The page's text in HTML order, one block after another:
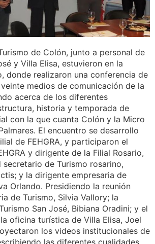
de Colón, junto a personal de
y Villa Elisa, estuvieron en la
donde realizaron una conferencia de
medios de comunicación de la
acerca de los diferentes
historia y temporada de
con la que cuanta Colón y la Micro
El encuentro se desarrollo
de FEHGRA, y participaron el
y dirigente de la Filial Rosario,
secretario de Turismo rosarino,
y la dirigente empresaria de
Orlando. Presidiendo la reunión
de Turismo, Silvia Vallory; la
San José, Bibiana Oradini; y el
oficina turística de Villa Elisa, Joel
los videos institucionales de